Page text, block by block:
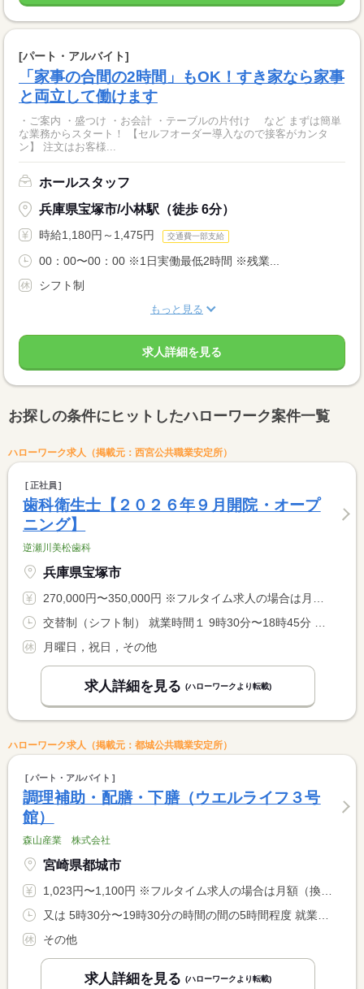
[パート・アルバイト]
「家事の合間の2時間」もOK！すき家なら家事
と両立して働けます
・ご案内 ・盛つけ ・お会計 ・テーブルの片付け など まずは簡単
な業務からスタート！ 【セルフオーダー導入なので接客がカンタ
ン】 注文はお客様...
ホールスタッフ
兵庫県宝塚市/小林駅（徒歩 6分）
時給1,180円～1,475円 交通費一部支給
00：00〜00：00 ※1日実働最低2時間 ※残業...
シフト制
もっと見る
求人詳細を見る
お探しの条件にヒットしたハローワーク案件一覧
ハローワーク求人（掲載元：西宮公共職業安定所）
正社員
歯科衛生士【２０２６年９月開院・オープ
ニング】
逆瀬川美松歯科
兵庫県宝塚市
270,000円〜350,000円 ※フルタイム求人の場合は月額（換算額）、パート求人の場合は時間額を表示しています。
月曜日，祝日，その他
求人詳細を見る (ハローワークより転載)
ハローワーク求人（掲載元：都城公共職業安定所）
パート・アルバイト
調理補助・配膳・下膳（ウエルライフ３号
館）
森山産業 株式会社
宮崎県都城市
1,023円〜1,100円 ※フルタイム求人の場合は月額（換算額）、パート求人の場合は時間額を表示しています。
その他
求人詳細を見る (ハローワークより転載)